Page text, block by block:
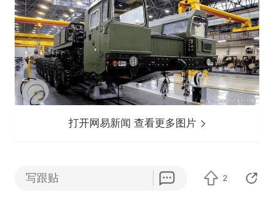
打开网易新闻 查看更多图片
这架黄色飞鸟的落地，不仅补齐了咱们在
写跟贴 2